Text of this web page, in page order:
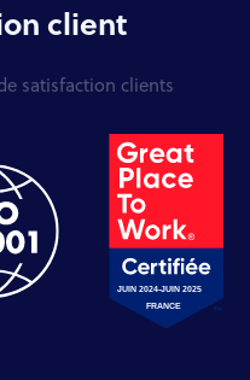
client
satisfaction clients